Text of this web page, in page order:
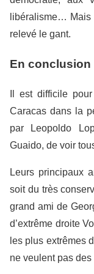
libéralisme… Mais
relevé le gant.
En conclusion
Il est difficile
Caracas dans la
par Leopoldo
Guaido, de voir
Leurs principaux
soit du très
grand ami de
d’extrême droite
les plus extrêmes
ne veulent pas des